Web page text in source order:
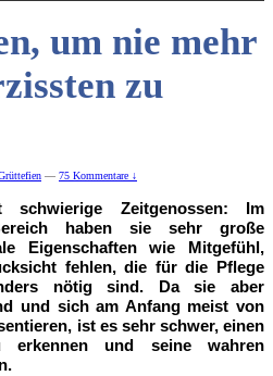
um nie mehr
zu
— 75 Kommentare ↓
schwierige Zeitgenossen: Im
haben sie sehr große
Eigenschaften wie Mitgefühl,
fehlen, die für die Pflege
nötig sind. Da sie aber
und sich am Anfang meist von
ist es sehr schwer, einen
erkennen und seine wahren